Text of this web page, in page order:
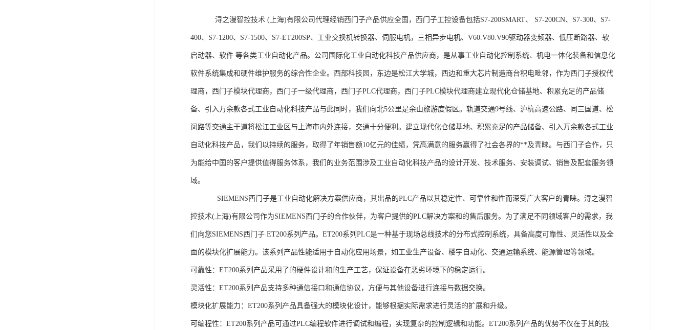
浔之漫智控技术 (上海)有限公司代理经销西门子产品供应全国，西门子工控设备包括S7-200SMART、 S7-200CN、S7-300、S7-
400、S7-1200、S7-1500、S7-ET200SP、工业交换机转换器、伺服电机，三相异步电机、V60.V80.V90驱动器变频器、低压断路器、软
启动器、软件 等各类工业自动化产品。公司国际化工业自动化科技产品供应商，是从事工业自动化控制系统、机电一体化装备和信息化
软件系统集成和硬件维护服务的综合性企业。西部科技园，东边是松江大学城，西边和重大芯片制造商台积电毗邻，作为西门子授权代
理商，西门子模块代理商，西门子一级代理商，西门子PLC代理商，西门子PLC模块代理商建立现代化仓储基地、积累充足的产品储
备、引入万余款各式工业自动化科技产品与此同时，我们向北5公里是余山旅游度假区。轨道交通9号线、沪杭高速公路、同三国道、松
闵路等交通主干道将松江工业区与上海市内外连接，交通十分便利。建立现代化仓储基地、积累充足的产品储备、引入万余款各式工业
自动化科技产品，我们以持续的服务，取得了年销售额10亿元的佳绩，凭高满意的服务赢得了社会各界的**及青睐。与西门子合作，只
为能给中国的客户提供值得服务体系，我们的业务范围涉及工业自动化科技产品的设计开发、技术服务、安装调试、销售及配套服务领
域。
SIEMENS西门子是工业自动化解决方案供应商，其出品的PLC产品以其稳定性、可靠性和性而深受广大客户的青睐。浔之漫智
控技术(上海)有限公司作为SIEMENS西门子的合作伙伴，为客户提供的PLC解决方案和的售后服务。为了满足不同领域客户的需求，我
们向您SIEMENS西门子 ET200系列产品。ET200系列PLC是一种基于现场总线技术的分布式控制系统，具备高度可靠性、灵活性以及全
面的模块化扩展能力。该系列产品性能适用于自动化应用场景，如工业生产设备、楼宇自动化、交通运输系统、能源管理等领域。
可靠性：ET200系列产品采用了的硬件设计和的生产工艺，保证设备在恶劣环境下的稳定运行。
灵活性：ET200系列产品支持多种通信接口和通信协议，方便与其他设备进行连接与数据交换。
模块化扩展能力：ET200系列产品具备强大的模块化设计，能够根据实际需求进行灵活的扩展和升级。
可编程性：ET200系列产品可通过PLC编程软件进行调试和编程，实现复杂的控制逻辑和功能。ET200系列产品的优势不仅在于其的技